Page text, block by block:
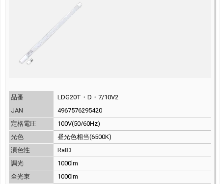
品番
LDG20T・D・7/10V2
JAN
4967576295420
定格電圧
100V(50/60Hz)
光色
昼光色相当(6500K)
演色性
Ra83
調光
1000lm
全光束
1000lm